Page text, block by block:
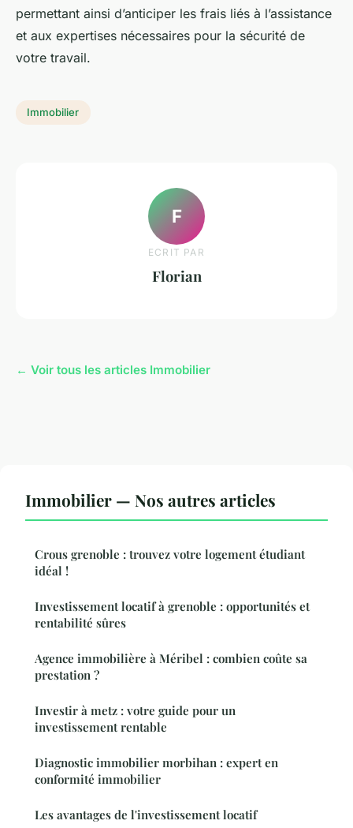
permettant ainsi d’anticiper les frais liés à l’assistance
et aux expertises nécessaires pour la sécurité de
votre travail.
Immobilier
F
ECRIT PAR
Florian
← Voir tous les articles Immobilier
Immobilier — Nos autres articles
Crous grenoble : trouvez votre logement étudiant
idéal !
Investissement locatif à grenoble : opportunités et
rentabilité sûres
Agence immobilière à Méribel : combien coûte sa
prestation ?
Investir à metz : votre guide pour un
investissement rentable
Diagnostic immobilier morbihan : expert en
conformité immobilier
Les avantages de l'investissement locatif